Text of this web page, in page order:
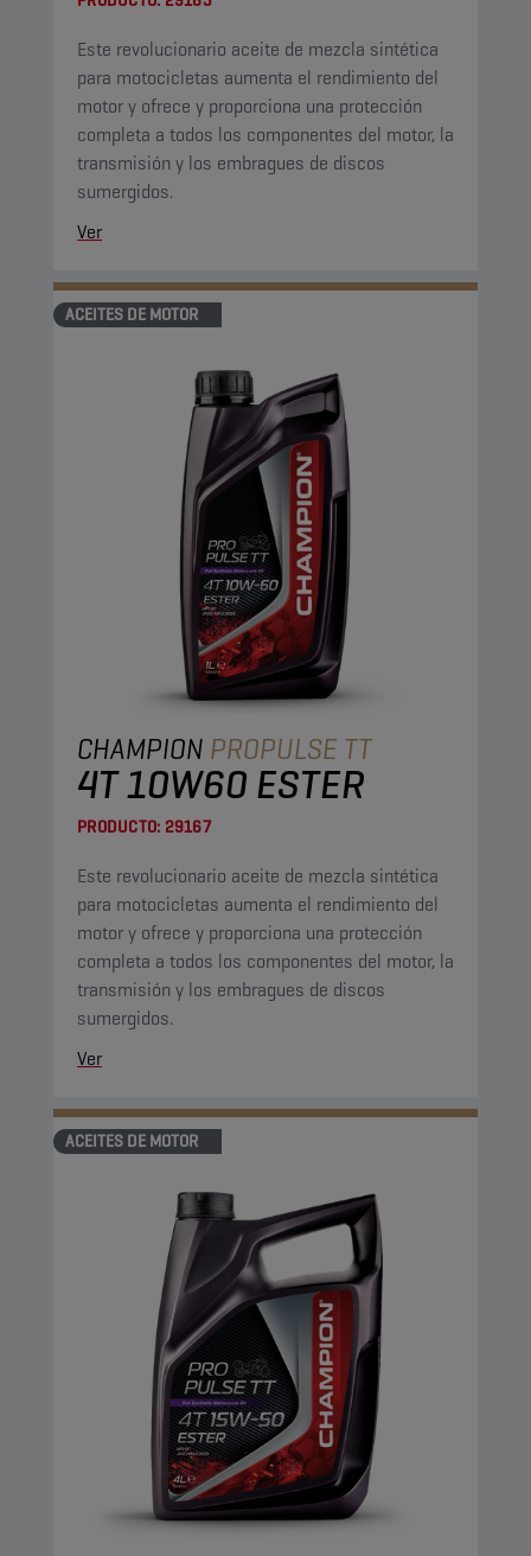
Este revolucionario aceite de mezcla sintética
para motocicletas aumenta el rendimiento del
motor y ofrece y proporciona una protección
completa a todos los componentes del motor, la
transmisión y los embragues de discos
sumergidos.
Ver
ACEITES DE MOTOR
CHAMPION PROPULSE TT
4T 10W60 ESTER
PRODUCTO: 29167
Este revolucionario aceite de mezcla sintética
para motocicletas aumenta el rendimiento del
motor y ofrece y proporciona una protección
completa a todos los componentes del motor, la
transmisión y los embragues de discos
sumergidos.
Ver
ACEITES DE MOTOR